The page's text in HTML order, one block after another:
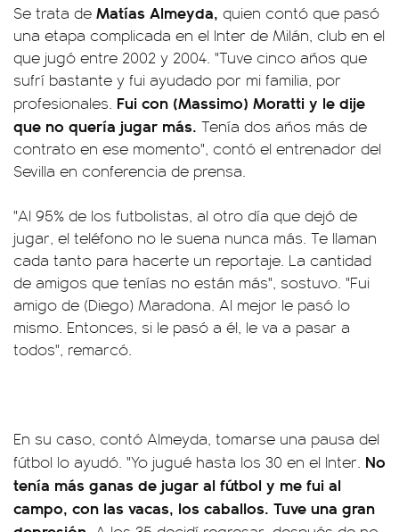
Se trata de Matías Almeyda, quien contó que pasó
una etapa complicada en el Inter de Milán, club en el
que jugó entre 2002 y 2004. "Tuve cinco años que
sufrí bastante y fui ayudado por mi familia, por
profesionales. Fui con (Massimo) Moratti y le dije
que no quería jugar más. Tenía dos años más de
contrato en ese momento", contó el entrenador del
Sevilla en conferencia de prensa.
"Al 95% de los futbolistas, al otro día que dejó de
jugar, el teléfono no le suena nunca más. Te llaman
cada tanto para hacerte un reportaje. La cantidad
de amigos que tenías no están más", sostuvo. "Fui
amigo de (Diego) Maradona. Al mejor le pasó lo
mismo. Entonces, si le pasó a él, le va a pasar a
todos", remarcó.
En su caso, contó Almeyda, tomarse una pausa del
fútbol lo ayudó. "Yo jugué hasta los 30 en el Inter. No
tenía más ganas de jugar al fútbol y me fui al
campo, con las vacas, los caballos. Tuve una gran